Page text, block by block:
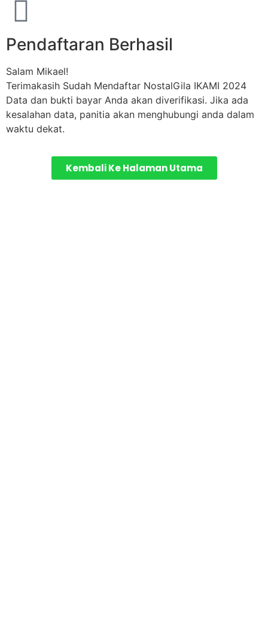
Pendaftaran Berhasil
Salam Mikael!
Terimakasih Sudah Mendaftar NostalGila IKAMI 2024
Data dan bukti bayar Anda akan diverifikasi. Jika ada
kesalahan data, panitia akan menghubungi anda dalam
waktu dekat.
Kembali Ke Halaman Utama